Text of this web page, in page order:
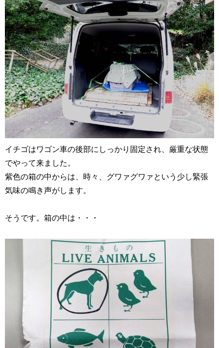
イチゴはワゴン車の後部にしっかり固定され、厳重な状態
でやって来ました。
紫色の箱の中からは、時々、グワァグワァという少し緊張
気味の鳴き声がします。
そうです。箱の中は・・・